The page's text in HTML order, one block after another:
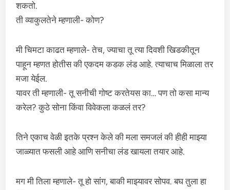
शकतो.
ती व्याकुलतेने म्हणाली- कोण?
मी चिमटा काढत म्हणाले- तेच, ज्याचा तू त्या दिवशी खिडकीतून
पाहून म्हणत होतीस की एकदम कडक लंड आहे. त्याचाच मिळाला तर
मजा येईल.
यावर ती म्हणाली- तू सनीची गोष्ट करतेयस का… पण तो कसा मान्य
करेल? कुठे सोना किंवा विवेकला कळलं तर?
तिने एकाच वेळी इतके प्रश्न केले की मला समजलं की हीही माझ्या
जाळ्यात फसली आहे आणि सनीचा लंड खायला तयार आहे.
मग मी तिला म्हणाले- तू हो सांग, बाकी माझ्यावर सोपव. बघ तुला हा